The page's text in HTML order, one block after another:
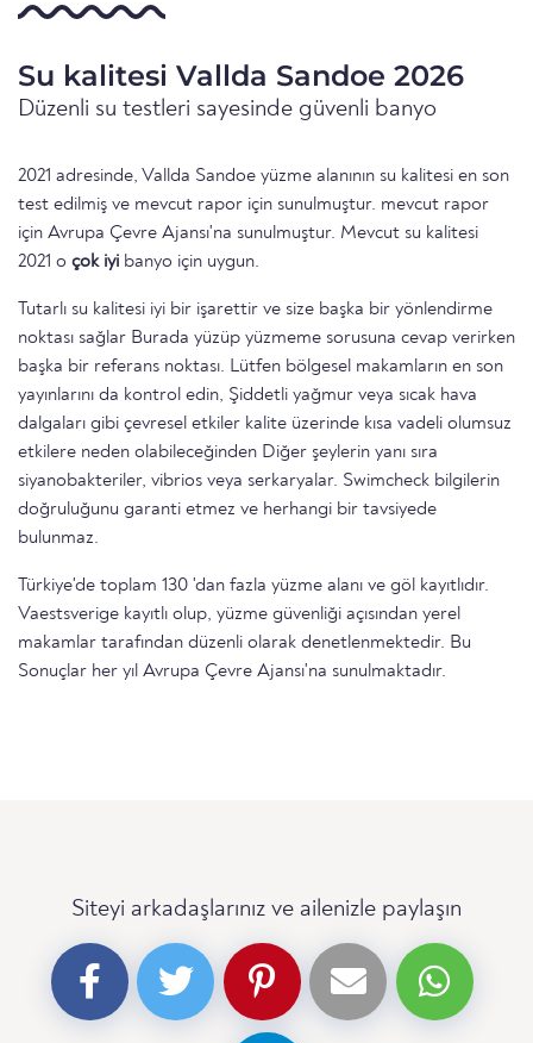
Su kalitesi Vallda Sandoe 2026
Düzenli su testleri sayesinde güvenli banyo
2021 adresinde, Vallda Sandoe yüzme alanının su kalitesi en son
test edilmiş ve mevcut rapor için sunulmuştur. mevcut rapor
için Avrupa Çevre Ajansı'na sunulmuştur. Mevcut su kalitesi
2021 o çok iyi banyo için uygun.
Tutarlı su kalitesi iyi bir işarettir ve size başka bir yönlendirme
noktası sağlar Burada yüzüp yüzmeme sorusuna cevap verirken
başka bir referans noktası. Lütfen bölgesel makamların en son
yayınlarını da kontrol edin, Şiddetli yağmur veya sıcak hava
dalgaları gibi çevresel etkiler kalite üzerinde kısa vadeli olumsuz
etkilere neden olabileceğinden Diğer şeylerin yanı sıra
siyanobakteriler, vibrios veya serkaryalar. Swimcheck bilgilerin
doğruluğunu garanti etmez ve herhangi bir tavsiyede
bulunmaz.
Türkiye'de toplam 130 'dan fazla yüzme alanı ve göl kayıtlıdır.
Vaestsverige kayıtlı olup, yüzme güvenliği açısından yerel
makamlar tarafından düzenli olarak denetlenmektedir. Bu
Sonuçlar her yıl Avrupa Çevre Ajansı'na sunulmaktadır.
Siteyi arkadaşlarınız ve ailenizle paylaşın